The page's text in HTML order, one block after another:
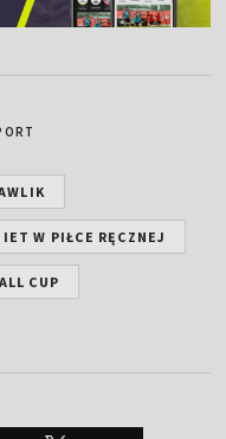
W PIŁCE RĘCZNEJ
CUP